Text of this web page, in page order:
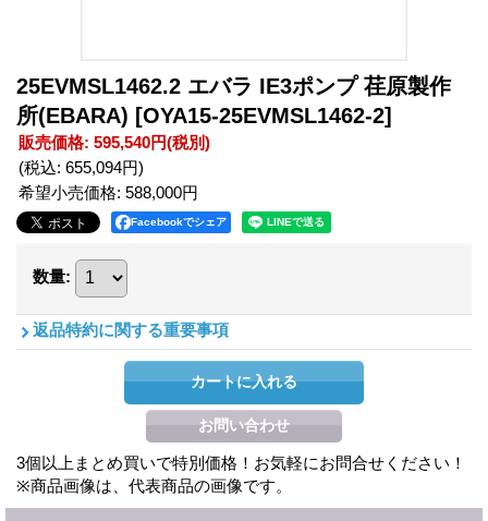
25EVMSL1462.2 エバラ IE3ポンプ 荏原製作
所(EBARA) [OYA15-25EVMSL1462-2]
販売価格: 595,540円(税別)
(税込: 655,094円)
希望小売価格: 588,000円
Facebookでシェア
数量:
返品特約に関する重要事項
3個以上まとめ買いで特別価格！お気軽にお問合せください！
※商品画像は、代表商品の画像です。